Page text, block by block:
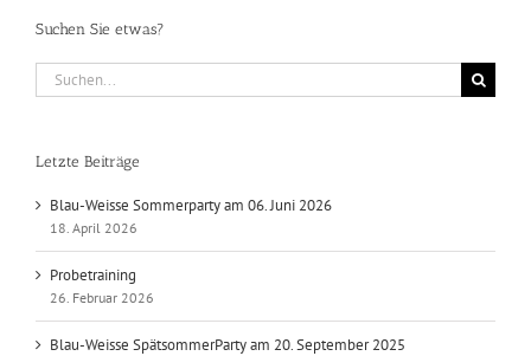
Suchen Sie etwas?
Suche
nach:
Letzte Beiträge
Blau-Weisse Sommerparty am 06. Juni 2026
18. April 2026
Probetraining
26. Februar 2026
Blau-Weisse SpätsommerParty am 20. September 2025